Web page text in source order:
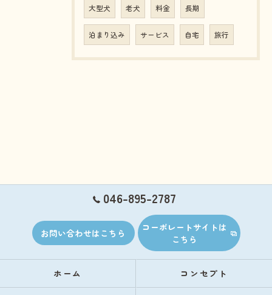
大型犬 老犬 料金 長期
泊まり込み サービス 自宅 旅行
046-895-2787
お問い合わせはこちら
コーポレートサイトは
こちら
ホーム コンセプト